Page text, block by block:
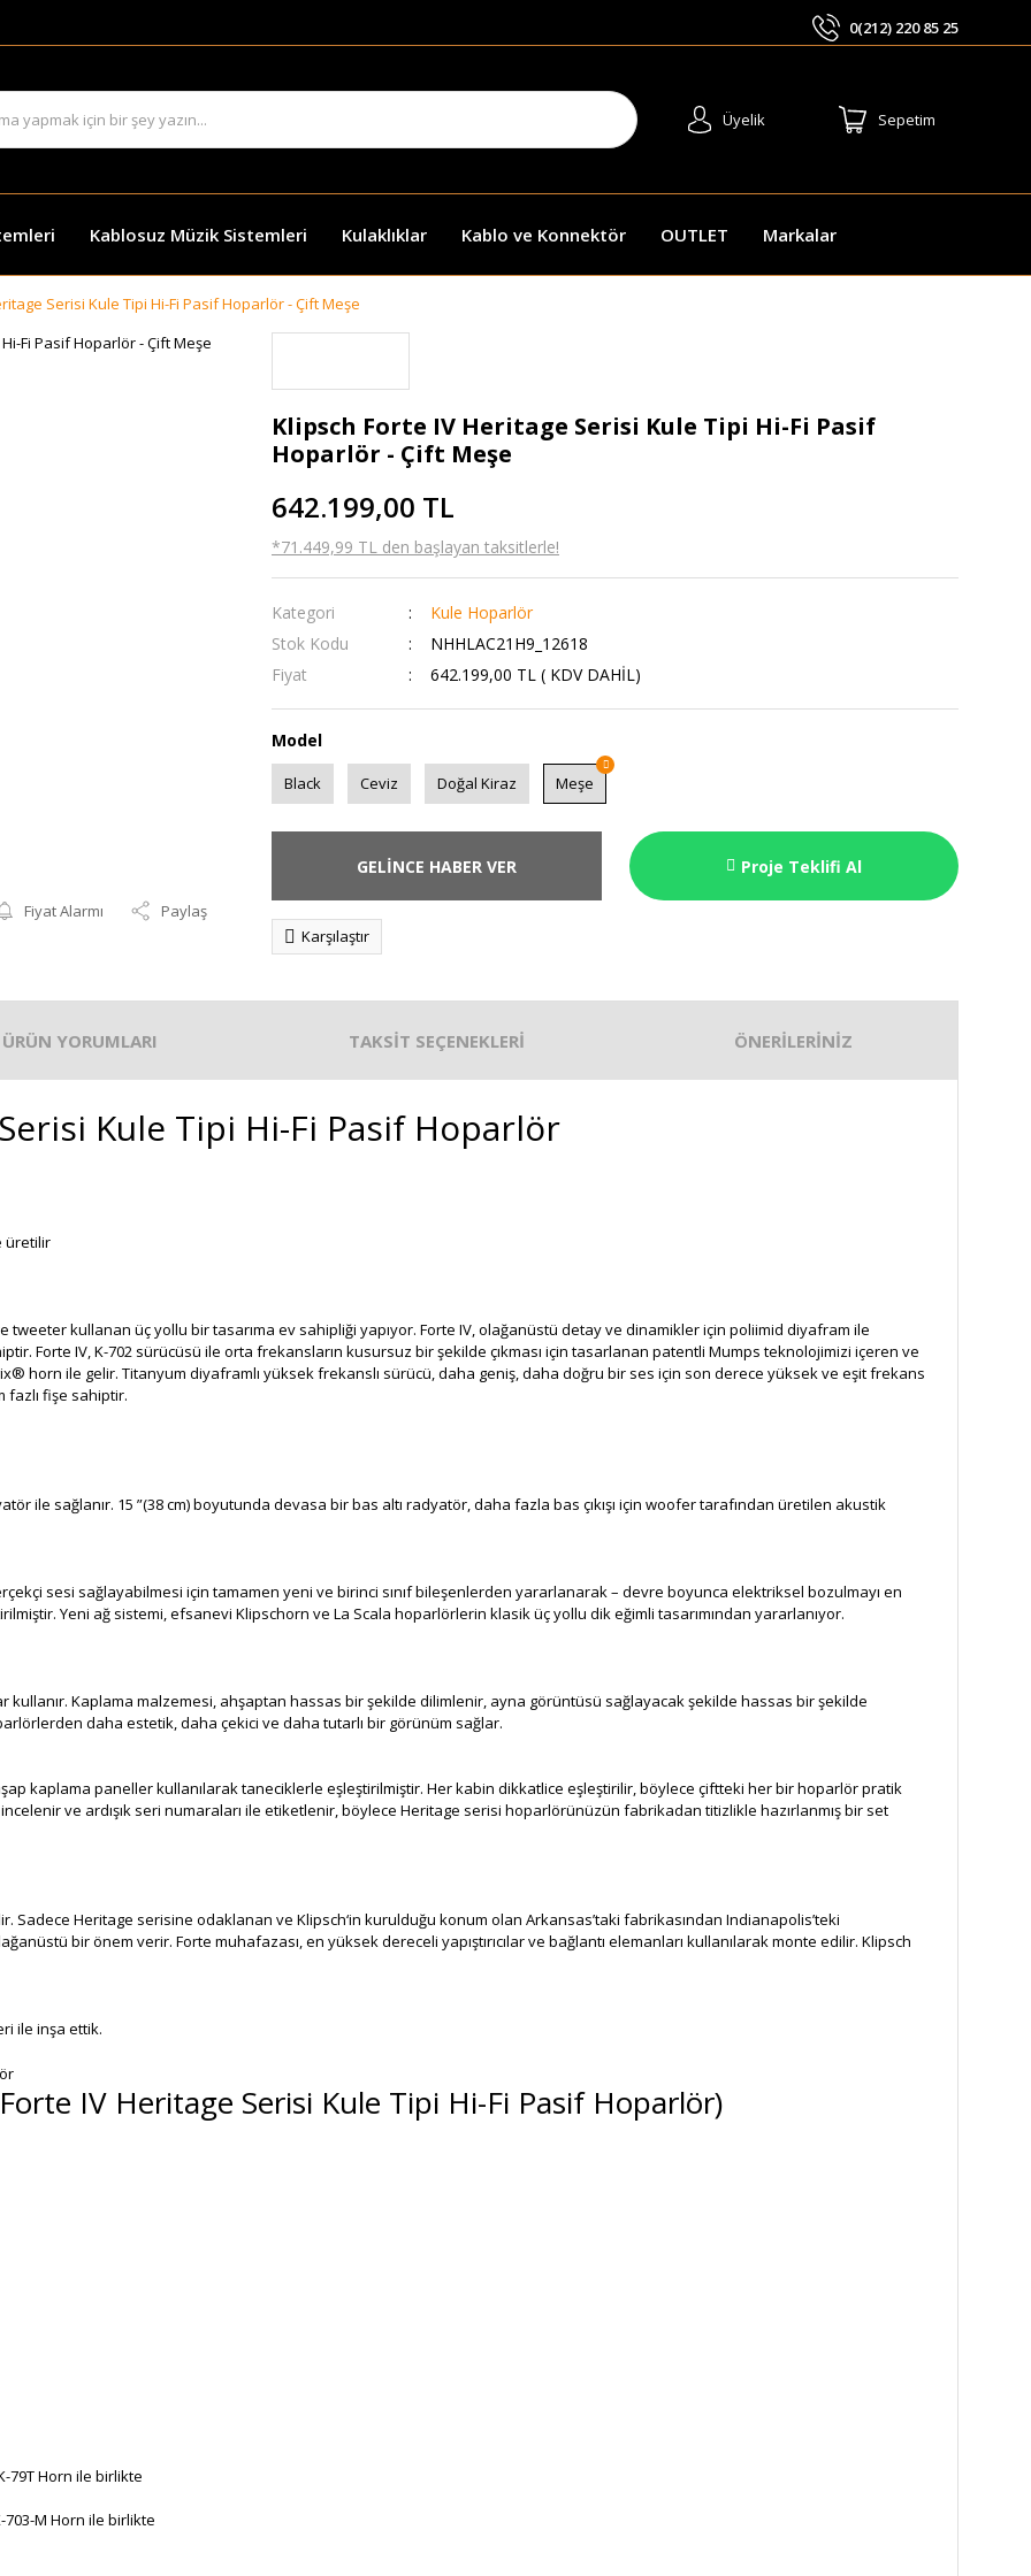
0(212) 220 85 25
Üyelik Sepetim
Kablosuz Müzik Sistemleri Kulaklıklar Kablo ve Konnektör OUTLET Markalar
Serisi Kule Tipi Hi-Fi Pasif Hoparlör - Çift Meşe
Fiyat Alarmı Paylaş
Klipsch Forte IV Heritage Serisi Kule Tipi Hi-Fi Pasif
Hoparlör - Çift Meşe
642.199,00 TL
*71.449,99 TL den başlayan taksitlerle!
Kategori
Kule Hoparlör
Stok Kodu
NHHLAC21H9_12618
Fiyat
642.199,00 TL ( KDV DAHİL)
Model
Black Ceviz Doğal Kiraz Meşe
GELİNCE HABER VER Proje Teklifi Al
Karşılaştır
ÜRÜN YORUMLARI TAKSİT SEÇENEKLERİ ÖNERİLERİNİZ
Kule Tipi Hi-Fi Pasif Hoparlör
üretilir
tweeter kullanan üç yollu bir tasarıma ev sahipliği yapıyor. Forte IV, olağanüstü detay ve dinamikler için poliimid diyafram ile
Forte IV, K-702 sürücüsü ile orta frekansların kusursuz bir şekilde çıkması için tasarlanan patentli Mumps teknolojimizi içeren ve
horn ile gelir. Titanyum diyaframlı yüksek frekanslı sürücü, daha geniş, daha doğru bir ses için son derece yüksek ve eşit frekans
fazlı fişe sahiptir.
ile sağlanır. 15 ”(38 cm) boyutunda devasa bir bas altı radyatör, daha fazla bas çıkışı için woofer tarafından üretilen akustik
sesi sağlayabilmesi için tamamen yeni ve birinci sınıf bileşenlerden yararlanarak – devre boyunca elektriksel bozulmayı en
Yeni ağ sistemi, efsanevi Klipschorn ve La Scala hoparlörlerin klasik üç yollu dik eğimli tasarımından yararlanıyor.
Kaplama malzemesi, ahşaptan hassas bir şekilde dilimlenir, ayna görüntüsü sağlayacak şekilde hassas bir şekilde
daha estetik, daha çekici ve daha tutarlı bir görünüm sağlar.
kaplama paneller kullanılarak taneciklerle eşleştirilmiştir. Her kabin dikkatlice eşleştirilir, böylece çiftteki her bir hoparlör pratik
ve ardışık seri numaraları ile etiketlenir, böylece Heritage serisi hoparlörünüzün fabrikadan titizlikle hazırlanmış bir set
Sadece Heritage serisine odaklanan ve Klipsch‘in kurulduğu konum olan Arkansas’taki fabrikasından Indianapolis’teki
bir önem verir. Forte muhafazası, en yüksek dereceli yapıştırıcılar ve bağlantı elemanları kullanılarak monte edilir. Klipsch
ile inşa ettik.
IV Heritage Serisi Kule Tipi Hi-Fi Pasif Hoparlör)
79T Horn ile birlikte
703-M Horn ile birlikte